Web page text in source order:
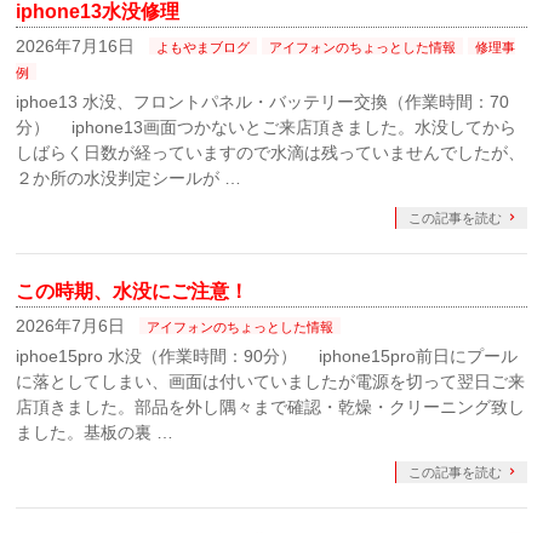
iphone13水没修理
2026年7月16日 よもやまブログ アイフォンのちょっとした情報
修理事
例
iphoe13 水没、フロントパネル・バッテリー交換（作業時間：70
分） iphone13画面つかないとご来店頂きました。水没してから
しばらく日数が経っていますので水滴は残っていませんでしたが、
２か所の水没判定シールが …
この記事を読む
この時期、水没にご注意！
2026年7月6日 アイフォンのちょっとした情報
iphoe15pro 水没（作業時間：90分） iphone15pro前日にプール
に落としてしまい、画面は付いていましたが電源を切って翌日ご来
店頂きました。部品を外し隅々まで確認・乾燥・クリーニング致し
ました。基板の裏 …
この記事を読む